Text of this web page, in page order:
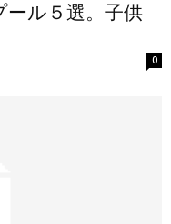
ル５選。子供
0